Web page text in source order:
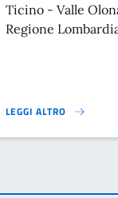
Ticino - Valle
Regione
LEGGI ALTRO
LA BIBLIOTECA DOVE